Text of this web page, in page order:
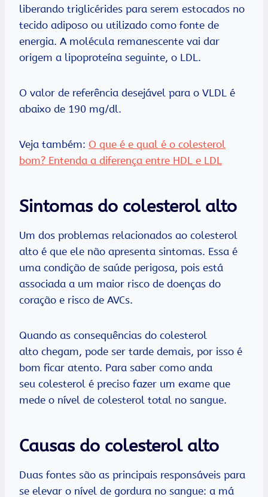
liberando triglicérides para serem estocados no
tecido adiposo ou utilizado como fonte de
energia. A molécula remanescente vai dar
origem a lipoproteína seguinte, o LDL.
O valor de referência desejável para o VLDL é
abaixo de 190 mg/dl.
Veja também: O que é e qual é o colesterol
bom? Entenda a diferença entre HDL e LDL
Sintomas do colesterol alto
Um dos problemas relacionados ao colesterol
alto é que ele não apresenta sintomas. Essa é
uma condição de saúde perigosa, pois está
associada a um maior risco de doenças do
coração e risco de AVCs.
Quando as consequências do colesterol
alto chegam, pode ser tarde demais, por isso é
bom ficar atento. Para saber como anda
seu colesterol é preciso fazer um exame que
mede o nível de colesterol total no sangue.
Causas do colesterol alto
Duas fontes são as principais responsáveis para
se elevar o nível de gordura no sangue: a má